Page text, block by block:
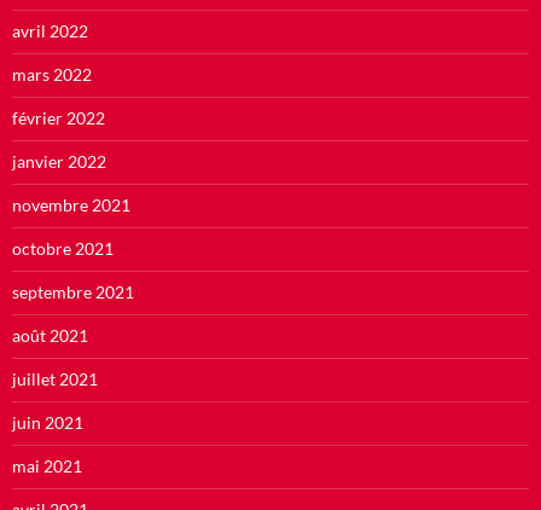
avril 2022
mars 2022
février 2022
janvier 2022
novembre 2021
octobre 2021
septembre 2021
août 2021
juillet 2021
juin 2021
mai 2021